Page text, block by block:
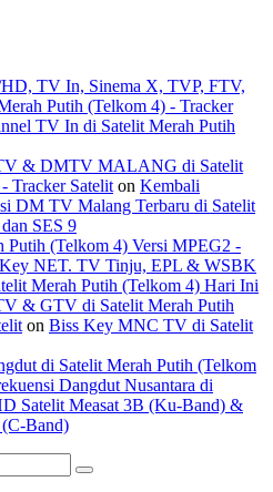
TV In, Sinema X, TVP, FTV,
Putih (Telkom 4) - Tracker
TV In di Satelit Merah Putih
& DMTV MALANG di Satelit
Tracker Satelit on Kembali
DM TV Malang Terbaru di Satelit
SES 9
Putih (Telkom 4) Versi MPEG2 -
NET. TV Tinju, EPL & WSBK
Merah Putih (Telkom 4) Hari Ini
& GTV di Satelit Merah Putih
on Biss Key MNC TV di Satelit
di Satelit Merah Putih (Telkom
Dangdut Nusantara di
Satelit Measat 3B (Ku-Band) &
Band)